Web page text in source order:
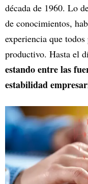
década de 1960. Lo
de conocimientos,
experiencia que
productivo. Hasta el
estando entre las
estabilidad